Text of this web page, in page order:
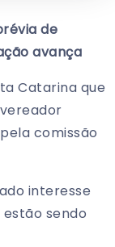
de
avança
Catarina que
comissão
interesse
sendo